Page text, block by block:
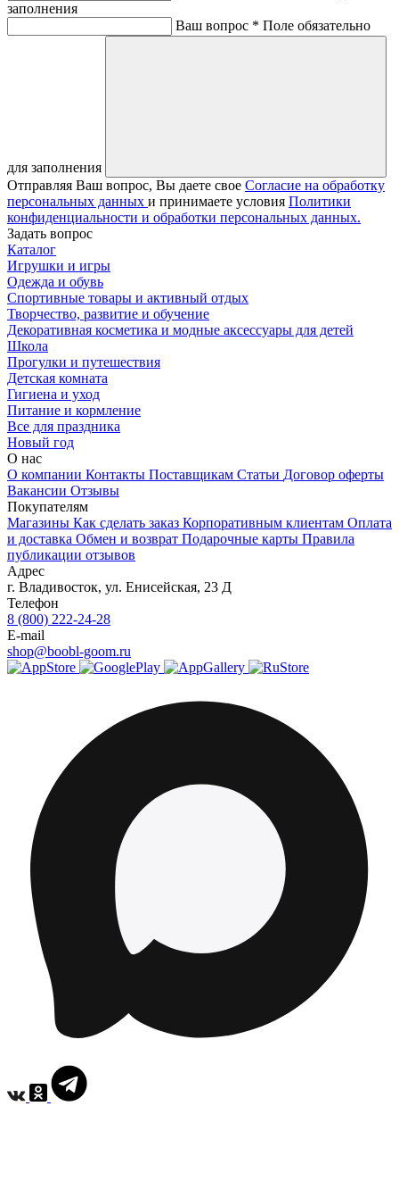
заполнения
Ваш вопрос * Поле обязательно
для заполнения
Отправляя Ваш вопрос, Вы даете свое Согласие на обработку
персональных данных и принимаете условия Политики
конфиденциальности и обработки персональных данных.
Задать вопрос
Каталог
Игрушки и игры
Одежда и обувь
Спортивные товары и активный отдых
Творчество, развитие и обучение
Декоративная косметика и модные аксессуары для детей
Школа
Прогулки и путешествия
Детская комната
Гигиена и уход
Питание и кормление
Все для праздника
Новый год
О нас
О компании Контакты Поставщикам Статьи Договор оферты
Вакансии Отзывы
Покупателям
Магазины Как сделать заказ Корпоративным клиентам Оплата
и доставка Обмен и возврат Подарочные карты Правила
публикации отзывов
Адрес
г. Владивосток, ул. Енисейская, 23 Д
Телефон
8 (800) 222-24-28
E-mail
shop@boobl-goom.ru